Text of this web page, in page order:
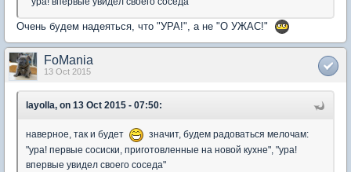
Очень будем надеяться, что "УРА!", а не "О УЖАС!"
FoMania
13 Oct 2015
layolla, on 13 Oct 2015 - 07:50:
наверное, так и будет
значит, будем радоваться мелочам:
"ура! первые сосиски, приготовленные на новой кухне", "ура!
впервые увидел своего соседа"